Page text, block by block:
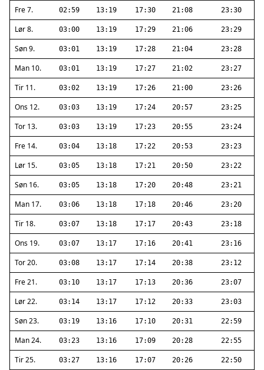
Fre 7. 02:59 13:19 17:30 21:08 23:30
Lør 8. 03:00 13:19 17:29 21:06 23:29
Søn 9. 03:01 13:19 17:28 21:04 23:28
Man 10. 03:01 13:19 17:27 21:02 23:27
Tir 11. 03:02 13:19 17:26 21:00 23:26
Ons 12. 03:03 13:19 17:24 20:57 23:25
Tor 13. 03:03 13:19 17:23 20:55 23:24
Fre 14. 03:04 13:18 17:22 20:53 23:23
Lør 15. 03:05 13:18 17:21 20:50 23:22
Søn 16. 03:05 13:18 17:20 20:48 23:21
Man 17. 03:06 13:18 17:18 20:46 23:20
Tir 18. 03:07 13:18 17:17 20:43 23:18
Ons 19. 03:07 13:17 17:16 20:41 23:16
Tor 20. 03:08 13:17 17:14 20:38 23:12
Fre 21. 03:10 13:17 17:13 20:36 23:07
Lør 22. 03:14 13:17 17:12 20:33 23:03
Søn 23. 03:19 13:16 17:10 20:31 22:59
Man 24. 03:23 13:16 17:09 20:28 22:55
Tir 25. 03:27 13:16 17:07 20:26 22:50